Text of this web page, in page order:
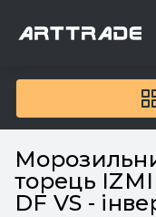
торець
DF VS -